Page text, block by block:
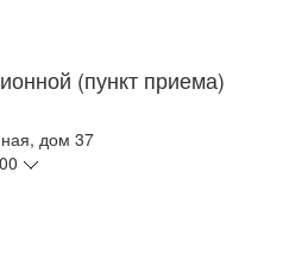
(пункт приема)
дом 37